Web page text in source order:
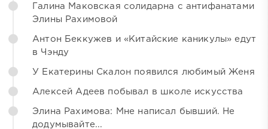
Галина Маковская солидарна с антифанатами
Элины Рахимовой
Антон Беккужев и «Китайские каникулы» едут
в Чэнду
У Екатерины Скалон появился любимый Женя
Алексей Адеев побывал в школе искусства
Элина Рахимова: Мне написал бывший. Не
додумывайте...